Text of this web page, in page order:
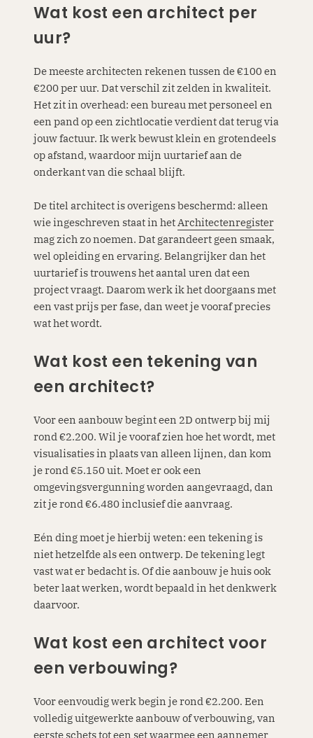
Wat kost een architect per
uur?
De meeste architecten rekenen tussen de €100 en
€200 per uur. Dat verschil zit zelden in kwaliteit.
Het zit in overhead: een bureau met personeel en
een pand op een zichtlocatie verdient dat terug via
jouw factuur. Ik werk bewust klein en grotendeels
op afstand, waardoor mijn uurtarief aan de
onderkant van die schaal blijft.
De titel architect is overigens beschermd: alleen
wie ingeschreven staat in het Architectenregister
mag zich zo noemen. Dat garandeert geen smaak,
wel opleiding en ervaring. Belangrijker dan het
uurtarief is trouwens het aantal uren dat een
project vraagt. Daarom werk ik het doorgaans met
een vast prijs per fase, dan weet je vooraf precies
wat het wordt.
Wat kost een tekening van
een architect?
Voor een aanbouw begint een 2D ontwerp bij mij
rond €2.200. Wil je vooraf zien hoe het wordt, met
visualisaties in plaats van alleen lijnen, dan kom
je rond €5.150 uit. Moet er ook een
omgevingsvergunning worden aangevraagd, dan
zit je rond €6.480 inclusief die aanvraag.
Eén ding moet je hierbij weten: een tekening is
niet hetzelfde als een ontwerp. De tekening legt
vast wat er bedacht is. Of die aanbouw je huis ook
beter laat werken, wordt bepaald in het denkwerk
daarvoor.
Wat kost een architect voor
een verbouwing?
Voor eenvoudig werk begin je rond €2.200. Een
volledig uitgewerkte aanbouw of verbouwing, van
eerste schets tot een set waarmee een aannemer